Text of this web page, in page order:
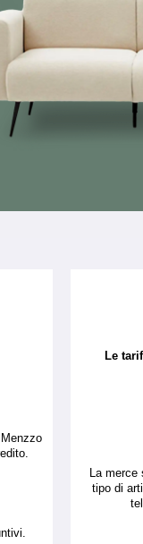
Le
La merce
tipo di